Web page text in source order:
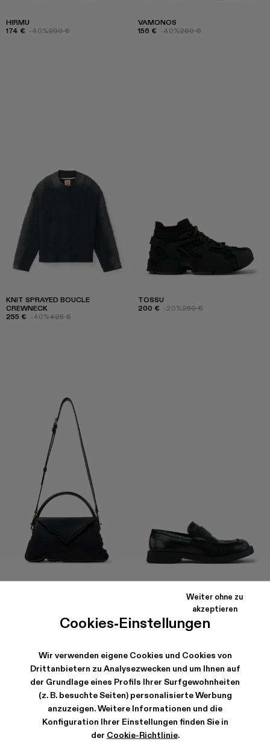
Cookies-Einstellungen
Wir verwenden eigene Cookies und Cookies von
Drittanbietern zu Analysezwecken und um Ihnen auf
der Grundlage eines Profils Ihrer Surfgewohnheiten
(z. B. besuchte Seiten) personalisierte Werbung
anzuzeigen. Weitere Informationen und die
Konfiguration Ihrer Einstellungen finden Sie in
der Cookie-Richtlinie.
Weiter ohne zu
akzeptieren
HIRMU
174 € -40%290 €
VAMONOS
156 € -40%260 €
KNIT SPRAYED BOUCLE
CREWNECK
255 € -40%425 €
TOSSU
200 € -20%250 €
260 €